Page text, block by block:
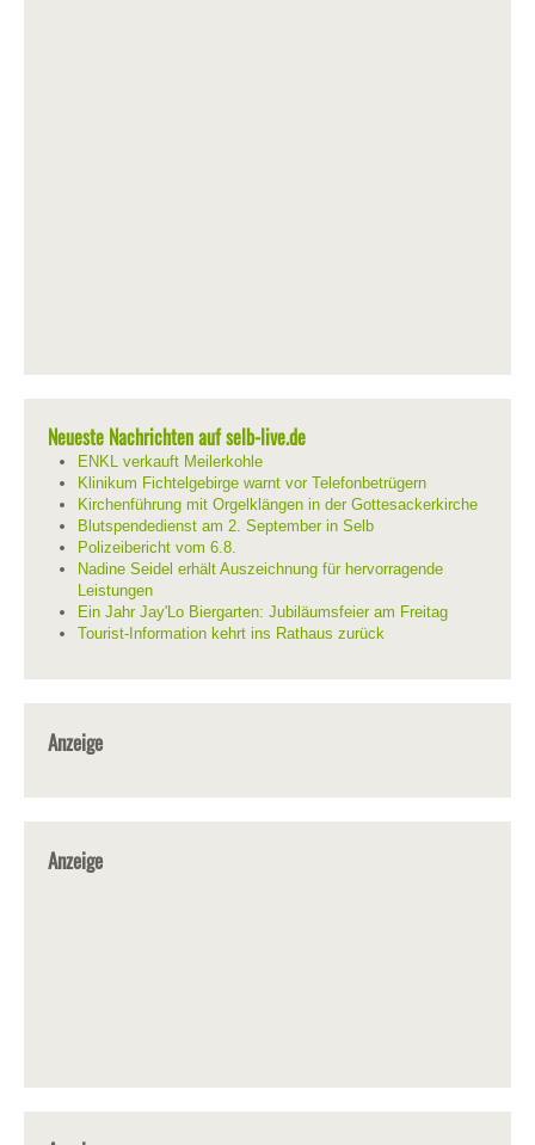
Neueste Nachrichten auf selb-live.de
ENKL verkauft Meilerkohle
Klinikum Fichtelgebirge warnt vor Telefonbetrügern
Kirchenführung mit Orgelklängen in der Gottesackerkirche
Blutspendedienst am 2. September in Selb
Polizeibericht vom 6.8.
Nadine Seidel erhält Auszeichnung für hervorragende
Leistungen
Ein Jahr Jay'Lo Biergarten: Jubiläumsfeier am Freitag
Tourist-Information kehrt ins Rathaus zurück
Anzeige
Anzeige